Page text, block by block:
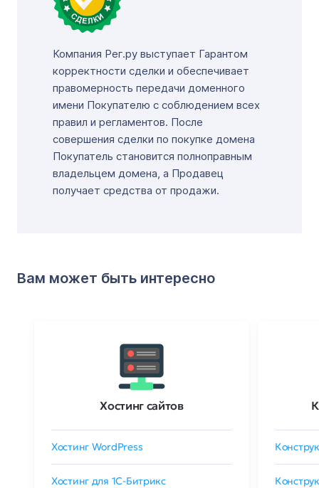
Компания Рег.ру выступает Гарантом
корректности сделки и обеспечивает
правомерность передачи доменного
имени Покупателю с соблюдением всех
правил и регламентов. После
совершения сделки по покупке домена
Покупатель становится полноправным
владельцем домена, а Продавец
получает средства от продажи.
Вам может быть интересно
Хостинг сайтов
Хостинг WordPress
Хостинг для 1C-Битрикс